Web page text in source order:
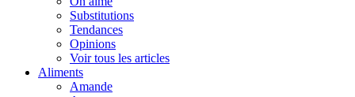
Substitutions
Tendances
Opinions
Voir tous les articles
Aliments
Amande